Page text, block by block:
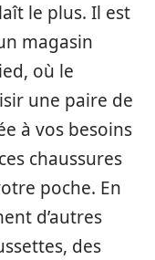
le plus. Il est
magasin
où le
une paire de
à vos besoins
chaussures
poche. En
d’autres
des